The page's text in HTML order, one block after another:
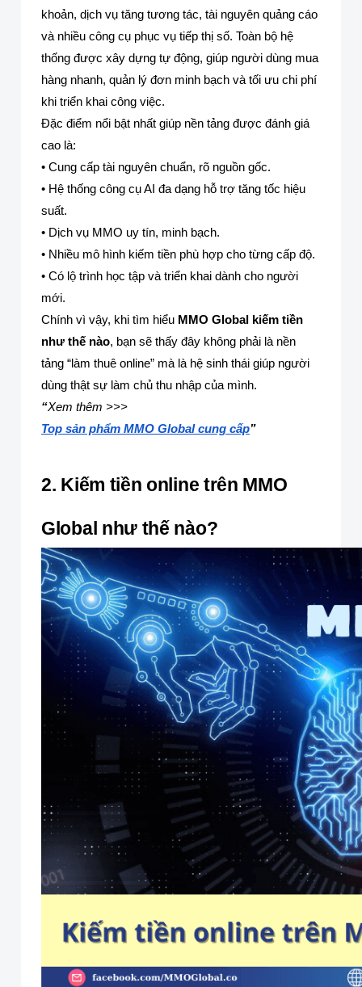
khoản, dịch vụ tăng tương tác, tài nguyên quảng cáo
và nhiều công cụ phục vụ tiếp thị số. Toàn bộ hệ
thống được xây dựng tự động, giúp người dùng mua
hàng nhanh, quản lý đơn minh bạch và tối ưu chi phí
khi triển khai công việc.
Đặc điểm nổi bật nhất giúp nền tảng được đánh giá
cao là:
• Cung cấp tài nguyên chuẩn, rõ nguồn gốc.
• Hệ thống công cụ AI đa dạng hỗ trợ tăng tốc hiệu
suất.
• Dịch vụ MMO uy tín, minh bạch.
• Nhiều mô hình kiếm tiền phù hợp cho từng cấp độ.
• Có lộ trình học tập và triển khai dành cho người
mới.
Chính vì vậy, khi tìm hiểu MMO Global kiếm tiền
như thế nào, bạn sẽ thấy đây không phải là nền
tảng “làm thuê online” mà là hệ sinh thái giúp người
dùng thật sự làm chủ thu nhập của mình.
“Xem thêm >>>
Top sản phẩm MMO Global cung cấp”
2. Kiếm tiền online trên MMO
Global như thế nào?